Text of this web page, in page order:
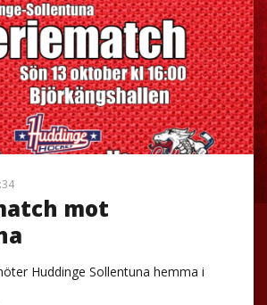
mot
Huddinge Sollentuna hemma i